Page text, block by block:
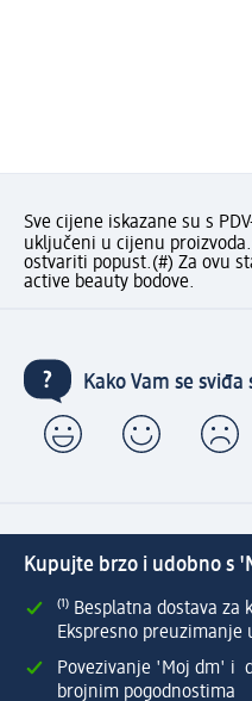
Sve cijene iskazane su s
uključeni u cijenu proizvoda.
ostvariti popust.(#) Za ovu
active beauty bodove.
Kako Vam se sviđa
Kupujte brzo i udobno s
⁽¹⁾ Besplatna dostava
Ekspresno preuzimanje
Povezivanje 'Moj dm' i
brojnim pogodnostima